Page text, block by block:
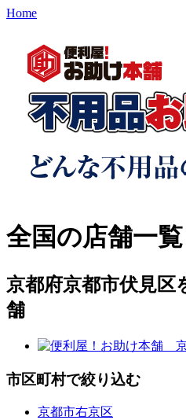
Home
全国の店舗一覧
京都府京都市伏見区
舗
市区町村で絞り込む
京都市右京区